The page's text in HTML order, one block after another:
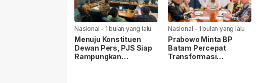
Nasional - 1 bulan yang lalu
Menuju Konstituen
Dewan Pers, PJS Siap
Rampungkan
Nasional - 1 bulan yang lalu
Prabowo Minta BP
Batam Percepat
Transformasi